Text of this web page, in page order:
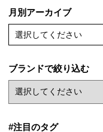
月別アーカイブ
選択してください
ブランドで絞り込む
#注目のタグ